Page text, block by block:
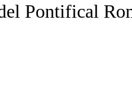
Pontifical